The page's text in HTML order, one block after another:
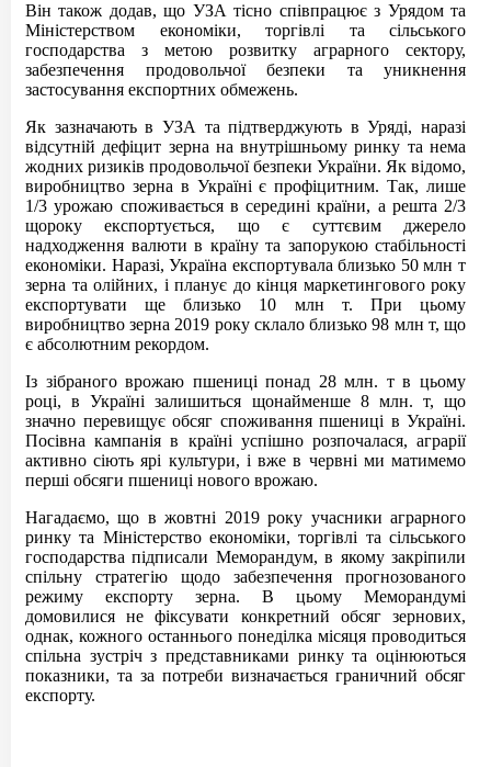
Він також додав, що УЗА тісно співпрацює з Урядом та
Міністерством економіки, торгівлі та сільського
господарства з метою розвитку аграрного сектору,
забезпечення продовольчої безпеки та уникнення
застосування експортних обмежень.
Як зазначають в УЗА та підтверджують в Уряді, наразі
відсутній дефіцит зерна на внутрішньому ринку та нема
жодних ризиків продовольчої безпеки України. Як відомо,
виробництво зерна в Україні є профіцитним. Так, лише
1/3 урожаю споживається в середині країни, а решта 2/3
щороку експортується, що є суттєвим джерело
надходження валюти в країну та запорукою стабільності
економіки. Наразі, Україна експортувала близько 50 млн т
зерна та олійних, і планує до кінця маркетингового року
експортувати ще близько 10 млн т. При цьому
виробництво зерна 2019 року склало близько 98 млн т, що
є абсолютним рекордом.
Із зібраного врожаю пшениці понад 28 млн. т в цьому
році, в Україні залишиться щонайменше 8 млн. т, що
значно перевищує обсяг споживання пшениці в Україні.
Посівна кампанія в країні успішно розпочалася, аграрії
активно сіють ярі культури, і вже в червні ми матимемо
перші обсяги пшениці нового врожаю.
Нагадаємо, що в жовтні 2019 року учасники аграрного
ринку та Міністерство економіки, торгівлі та сільського
господарства підписали Меморандум, в якому закріпили
спільну стратегію щодо забезпечення прогнозованого
режиму експорту зерна. В цьому Меморандумі
домовилися не фіксувати конкретний обсяг зернових,
однак, кожного останнього понеділка місяця проводиться
спільна зустріч з представниками ринку та оцінюються
показники, та за потреби визначається граничний обсяг
експорту.